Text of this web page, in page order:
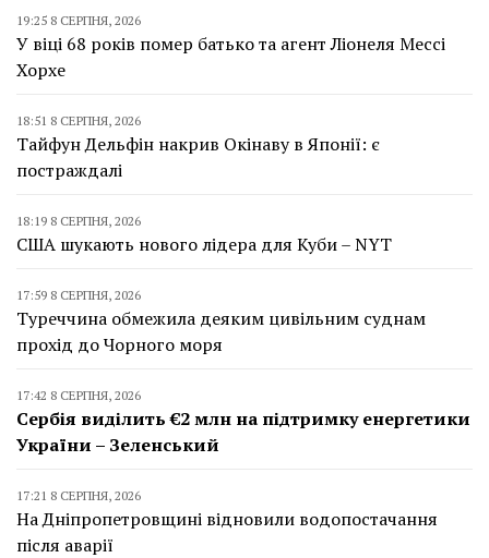
19:25 8 СЕРПНЯ, 2026
У віці 68 років помер батько та агент Ліонеля Мессі
Хорхе
18:51 8 СЕРПНЯ, 2026
Тайфун Дельфін накрив Окінаву в Японії: є
постраждалі
18:19 8 СЕРПНЯ, 2026
США шукають нового лідера для Куби – NYT
17:59 8 СЕРПНЯ, 2026
Туреччина обмежила деяким цивільним суднам
прохід до Чорного моря
17:42 8 СЕРПНЯ, 2026
Сербія виділить €2 млн на підтримку енергетики
України – Зеленський
17:21 8 СЕРПНЯ, 2026
На Дніпропетровщині відновили водопостачання
після аварії